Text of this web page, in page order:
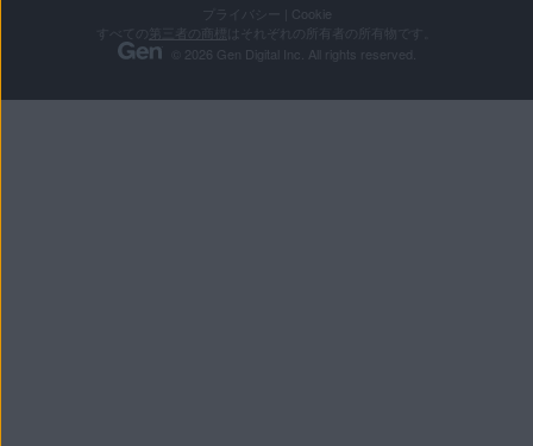
プライバシー
Cookie
第三者の商標
はそれぞれの所有者の所有物です。
© 2026 Gen Digital Inc. All rights reserved.